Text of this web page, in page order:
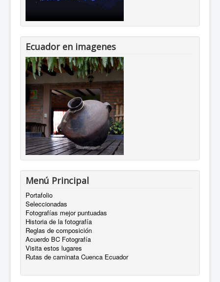
Ecuador en imagenes
Menú Principal
Portafolio
Seleccionadas
Fotografías mejor puntuadas
Historia de la fotografía
Reglas de composición
Acuerdo BC Fotografía
Visita estos lugares
Rutas de caminata Cuenca Ecuador